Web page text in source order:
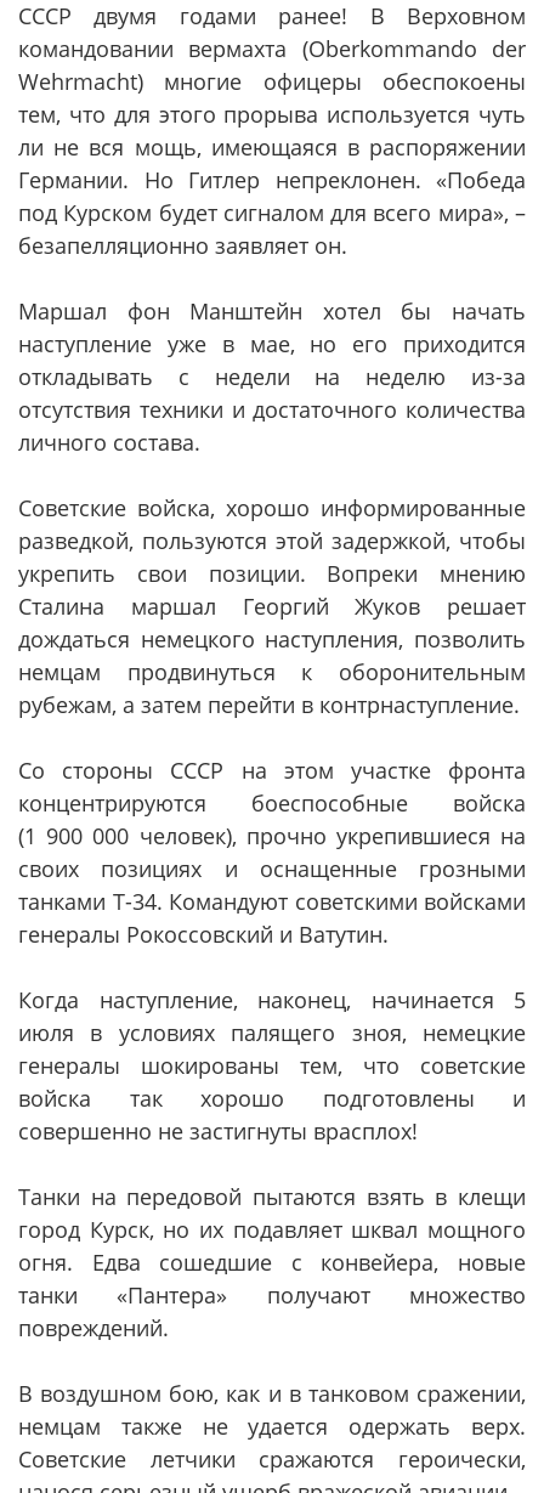
СССР двумя годами ранее! В Верховном
командовании вермахта (Oberkommando der
Wehrmacht) многие офицеры обеспокоены
тем, что для этого прорыва используется чуть
ли не вся мощь, имеющаяся в распоряжении
Германии. Но Гитлер непреклонен. «Победа
под Курском будет сигналом для всего мира», –
безапелляционно заявляет он.
Маршал фон Манштейн хотел бы начать
наступление уже в мае, но его приходится
откладывать с недели на неделю из-за
отсутствия техники и достаточного количества
личного состава.
Советские войска, хорошо информированные
разведкой, пользуются этой задержкой, чтобы
укрепить свои позиции. Вопреки мнению
Сталина маршал Георгий Жуков решает
дождаться немецкого наступления, позволить
немцам продвинуться к оборонительным
рубежам, а затем перейти в контрнаступление.
Со стороны СССР на этом участке фронта
концентрируются боеспособные войска
(1 900 000 человек), прочно укрепившиеся на
своих позициях и оснащенные грозными
танками Т-34. Командуют советскими войсками
генералы Рокоссовский и Ватутин.
Когда наступление, наконец, начинается 5
июля в условиях палящего зноя, немецкие
генералы шокированы тем, что советские
войска так хорошо подготовлены и
совершенно не застигнуты врасплох!
Танки на передовой пытаются взять в клещи
город Курск, но их подавляет шквал мощного
огня. Едва сошедшие с конвейера, новые
танки «Пантера» получают множество
повреждений.
В воздушном бою, как и в танковом сражении,
немцам также не удается одержать верх.
Советские летчики сражаются героически,